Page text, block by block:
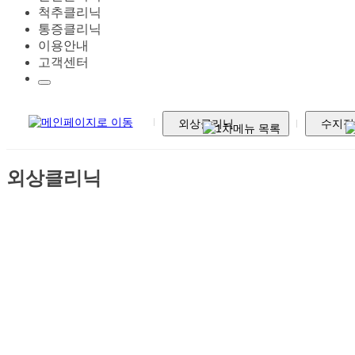
척추클리닉
통증클리닉
이용안내
고객센터
외상클리닉 수지
외상클리닉